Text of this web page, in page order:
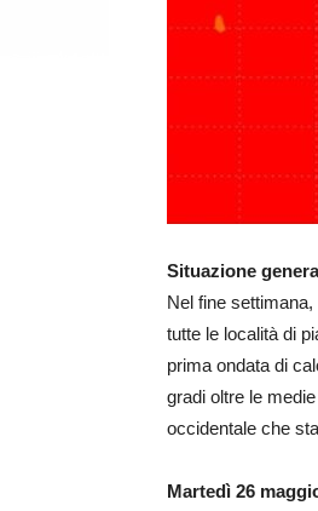
Situazione
Nel fine
tutte le località di
prima ondata di
gradi oltre le
occidentale che
Martedì 26